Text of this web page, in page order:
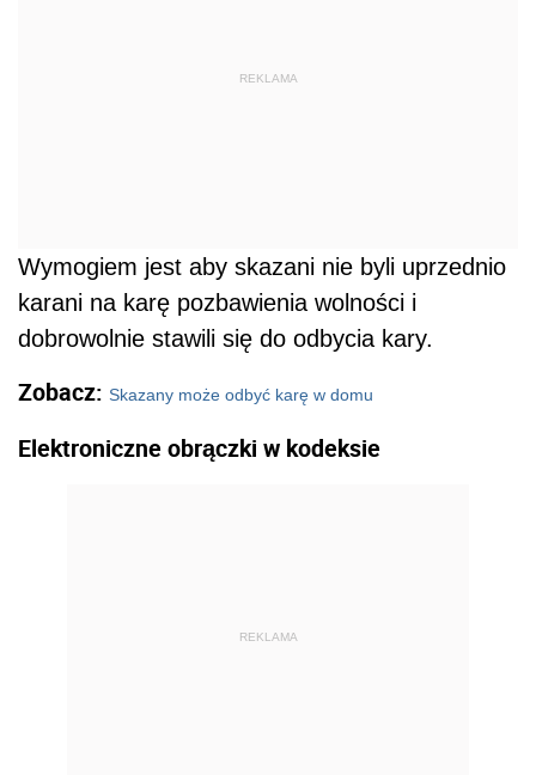
REKLAMA
Wymogiem jest aby skazani nie byli uprzednio
karani na karę pozbawienia wolności i
dobrowolnie stawili się do odbycia kary.
Zobacz: Skazany może odbyć karę w domu
Elektroniczne obrączki w kodeksie
REKLAMA